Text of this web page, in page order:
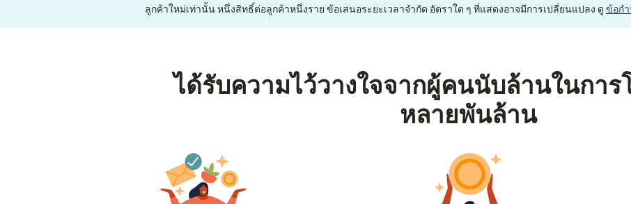
ลูกค้าใหม่เท่านั้น หนึ่งสิทธิ์ต่อลูกค้าหนึ่งราย ข้อเสนอระยะเวลาจำกัด อัตราใด ๆ ที่แสดงอาจมีการเปลี่ยนแปลง ดู ข้อก
ได้รับความไว้วางใจจากผู้คนนับล้านในการ
หลายพันล้าน